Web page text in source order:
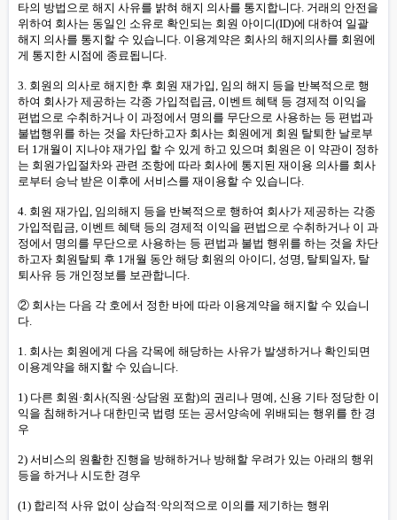
타의 방법으로 해지 사유를 밝혀 해지 의사를 통지합니다. 거래의 안전을
위하여 회사는 동일인 소유로 확인되는 회원 아이디(ID)에 대하여 일괄
해지 의사를 통지할 수 있습니다. 이용계약은 회사의 해지의사를 회원에
게 통지한 시점에 종료됩니다.
3. 회원의 의사로 해지한 후 회원 재가입, 임의 해지 등을 반복적으로 행
하여 회사가 제공하는 각종 가입적립금, 이벤트 혜택 등 경제적 이익을
편법으로 수취하거나 이 과정에서 명의를 무단으로 사용하는 등 편법과
불법행위를 하는 것을 차단하고자 회사는 회원에게 회원 탈퇴한 날로부
터 1개월이 지나야 재가입 할 수 있게 하고 있으며 회원은 이 약관이 정하
는 회원가입절차와 관련 조항에 따라 회사에 통지된 재이용 의사를 회사
로부터 승낙 받은 이후에 서비스를 재이용할 수 있습니다.
4. 회원 재가입, 임의해지 등을 반복적으로 행하여 회사가 제공하는 각종
가입적립금, 이벤트 혜택 등의 경제적 이익을 편법으로 수취하거나 이 과
정에서 명의를 무단으로 사용하는 등 편법과 불법 행위를 하는 것을 차단
하고자 회원탈퇴 후 1개월 동안 해당 회원의 아이디, 성명, 탈퇴일자, 탈
퇴사유 등 개인정보를 보관합니다.
② 회사는 다음 각 호에서 정한 바에 따라 이용계약을 해지할 수 있습니
다.
1. 회사는 회원에게 다음 각목에 해당하는 사유가 발생하거나 확인되면
이용계약을 해지할 수 있습니다.
1) 다른 회원·회사(직원·상담원 포함)의 권리나 명예, 신용 기타 정당한 이
익을 침해하거나 대한민국 법령 또는 공서양속에 위배되는 행위를 한 경
우
2) 서비스의 원활한 진행을 방해하거나 방해할 우려가 있는 아래의 행위
등을 하거나 시도한 경우
(1) 합리적 사유 없이 상습적·악의적으로 이의를 제기하는 행위